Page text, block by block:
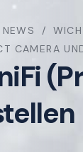
CAMERA